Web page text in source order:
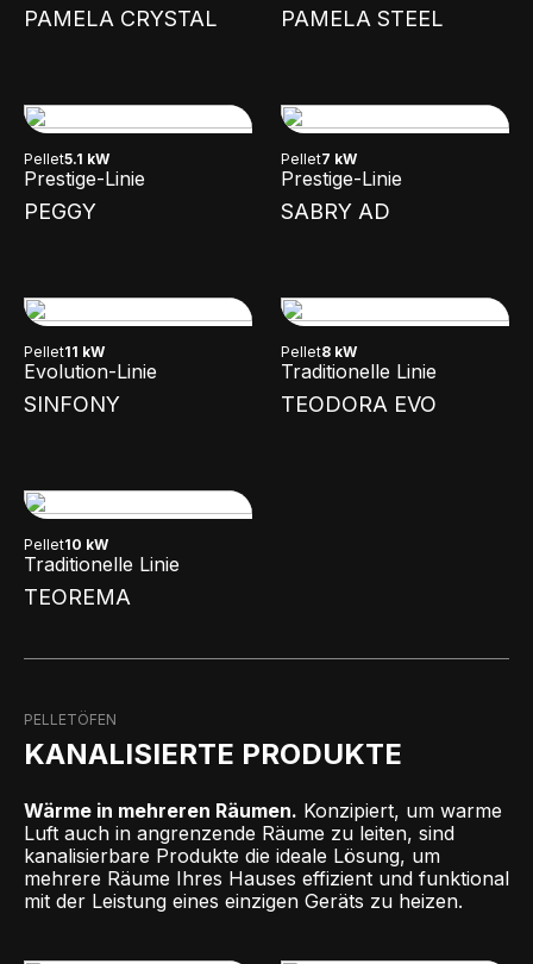
PAMELA CRYSTAL PAMELA STEEL
Pellet5.1 kW
Prestige-Linie
PEGGY
Pellet7 kW
Prestige-Linie
SABRY AD
Pellet11 kW
Evolution-Linie
SINFONY
Pellet8 kW
Traditionelle Linie
TEODORA EVO
Pellet10 kW
Traditionelle Linie
TEOREMA
PELLETÖFEN
KANALISIERTE PRODUKTE
Wärme in mehreren Räumen. Konzipiert, um warme
Luft auch in angrenzende Räume zu leiten, sind
kanalisierbare Produkte die ideale Lösung, um
mehrere Räume Ihres Hauses effizient und funktional
mit der Leistung eines einzigen Geräts zu heizen.